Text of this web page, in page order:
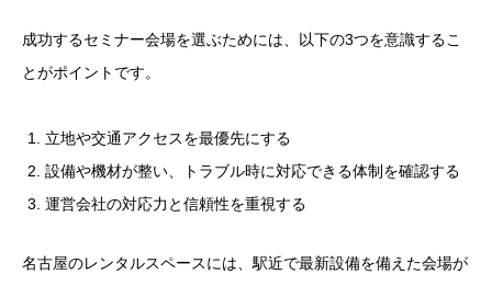
成功するセミナー会場を選ぶためには、以下の3つを意識するこ
とがポイントです。
立地や交通アクセスを最優先にする
設備や機材が整い、トラブル時に対応できる体制を確認する
運営会社の対応力と信頼性を重視する
名古屋のレンタルスペースには、駅近で最新設備を備えた会場が